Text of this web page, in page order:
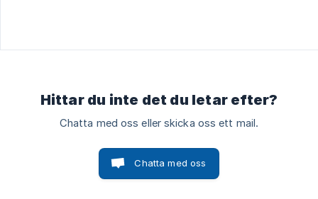
Hittar du inte det du letar efter?
Chatta med oss eller skicka oss ett mail.
Chatta med oss